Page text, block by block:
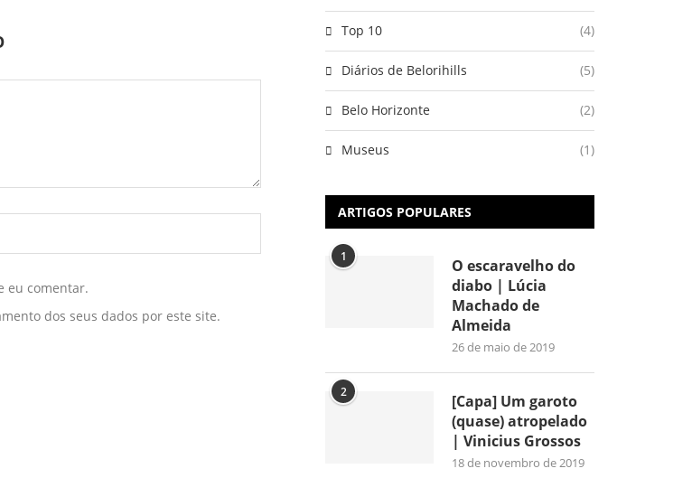
eu comentar.
dos seus dados por este site.
Top 10 (4)
Diários de Belorihills (5)
Belo Horizonte (2)
Museus (1)
ARTIGOS POPULARES
1
O escaravelho do
diabo | Lúcia
Machado de
Almeida
26 de maio de 2019
2
[Capa] Um garoto
(quase) atropelado
| Vinicius Grossos
18 de novembro de 2019